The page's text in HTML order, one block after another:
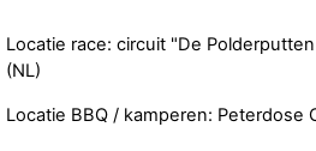
Locatie race: circuit "De
(NL)
Locatie BBQ / kamperen: Peterdose